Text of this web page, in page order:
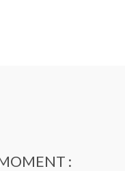
: